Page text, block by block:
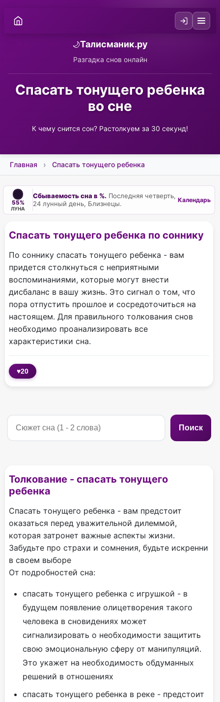
🌙Талисманик.ру
Разгадка снов онлайн
Спасать тонущего ребенка
во сне
К чему снится сон? Растолкуем за 30 секунд!
Главная Спасать тонущего ребенка
55%
ЛУНА
Сбываемость сна в %. Последняя четверть,
24 лунный день, Близнецы.
Календарь
Спасать тонущего ребенка по соннику
По соннику спасать тонущего ребенка - вам
придется столкнуться с неприятными
воспоминаниями, которые могут внести
дисбаланс в вашу жизнь. Это сигнал о том, что
пора отпустить прошлое и сосредоточиться на
настоящем. Для правильного толкования снов
необходимо проанализировать все
характеристики сна.
♥20
Поиск
Толкование - спасать тонущего
ребенка
Спасать тонущего ребенка - вам предстоит
оказаться перед уважительной дилеммой,
которая затронет важные аспекты жизни.
Забудьте про страхи и сомнения, будьте искренни
в своем выборе
От подробностей сна:
спасать тонущего ребенка с игрушкой - в
будущем появление олицетворения такого
человека в сновидениях может
сигнализировать о необходимости защитить
свою эмоциональную сферу от манипуляций.
Это укажет на необходимость обдуманных
решений в отношениях
спасать тонущего ребенка в реке - предстоит